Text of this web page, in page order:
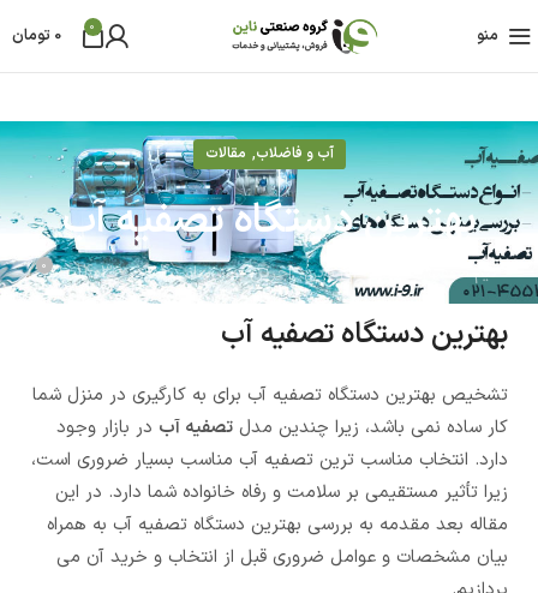
منو 0
0 تومان
آب و فاضلاب, مقالات
بهترین دستگاه تصفیه آب
تیم تحقیق و توسعه آی ناین آخرین بروز رسانی 04 آذر - 1403 0
بهترین دستگاه تصفیه آب
تشخیص بهترین دستگاه تصفیه آب برای به کارگیری در منزل شما
کار ساده نمی باشد، زیرا چندین مدل تصفیه آب در بازار وجود
دارد. انتخاب مناسب ترین تصفیه آب مناسب بسیار ضروری است،
زیرا تأثیر مستقیمی بر سلامت و رفاه خانواده شما دارد. در این
مقاله بعد مقدمه به بررسی بهترین دستگاه تصفیه آب به همراه
بیان مشخصات و عوامل ضروری قبل از انتخاب و خرید آن می